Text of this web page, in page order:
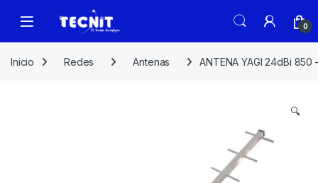
0
Inicio Redes Antenas ANTENA YAGI 24dBi 850
🔍